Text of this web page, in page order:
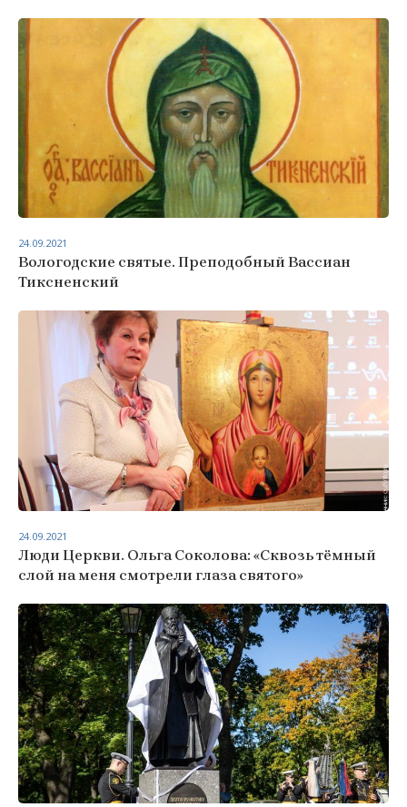
Вологодские святые. Преподобный Вассиан
Тиксненский
24.09.2021
Люди Церкви. Ольга Соколова: «Сквозь тёмный
слой на меня смотрели глаза святого»
24.09.2021